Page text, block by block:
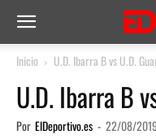
Inicio U.D. Ibarra B vs U.D.
U.D. Ibarra B
Por ElDeportivo.es - 22/08/